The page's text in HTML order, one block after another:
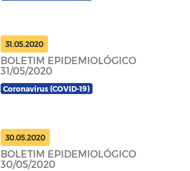
31.05.2020
BOLETIM EPIDEMIOLÓGICO
31/05/2020
Coronavírus (COVID-19)
30.05.2020
BOLETIM EPIDEMIOLÓGICO
30/05/2020